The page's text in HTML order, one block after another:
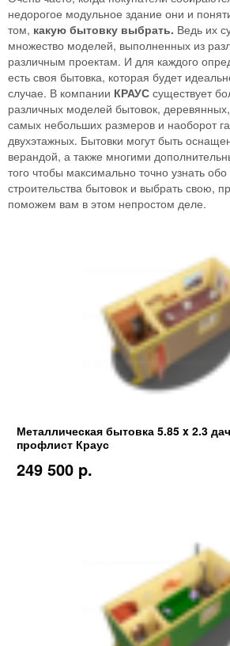
недорогое модульное здание они и
том, какую бытовку выбрать. Ведь их
множество моделей, выполненных из
различным проектам. И для каждого
есть своя бытовка, которая будет
случае. В компании КРАУС существует
различных моделей бытовок,
самых небольших размеров и наоборот
двухэтажных. Бытовки могут быть
верандой, а также многими
того чтобы максимально точно узнать
строительства бытовок и выбрать свою,
поможем вам в этом непростом деле.
Металлическая бытовка 5.85 x 2.3
профлист Краус
249 500 p.